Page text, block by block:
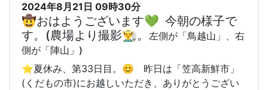
2024年8月21日 09時30分
🤠おはようございます💚 今朝の様子で
す。(農場より撮影👨‍🌾。 左側が「鳥越山」、右
側が「陣山」)
⭐️夏休み、第33日目。😊 昨日は「笠高新鮮市」
(くだもの市)にお越しいただき、ありがとうござい